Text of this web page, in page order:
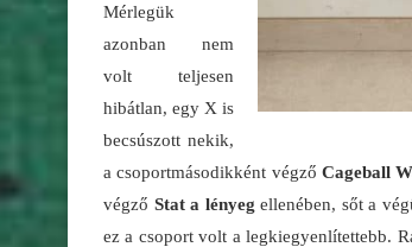
Mérlegük
azonban nem
volt teljesen
hibátlan, egy X is
becsúszott nekik,
a csoportmásodikként végző Cageball
végző Stat a lényeg ellenében, sőt a
ez a csoport volt a legkiegyenlítettebb.